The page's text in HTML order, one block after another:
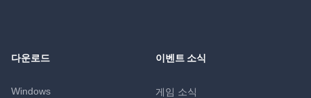
다운로드
Windows
이벤트 소식
게임 소식